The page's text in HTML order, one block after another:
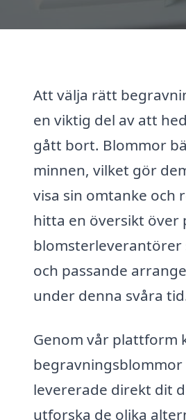
Att välja rätt
en viktig del av att
gått bort. Blommor
minnen, vilket gör
visa sin omtanke och
hitta en översikt över
blomsterleverantörer
och passande
under denna svåra
Genom vår plattform
begravningsblommor
levererade direkt dit
utforska de olika